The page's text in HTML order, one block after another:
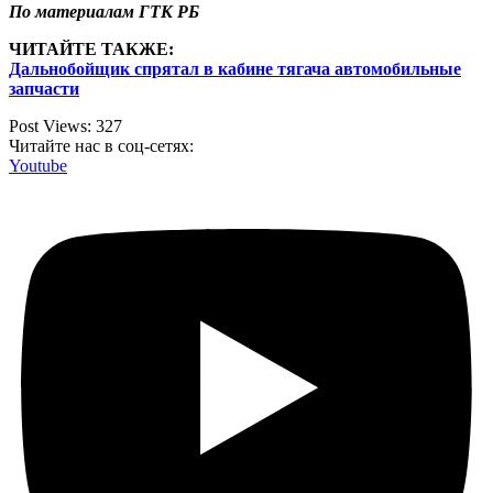
По материалам ГТК РБ
ЧИТАЙТЕ ТАКЖЕ:
Дальнобойщик спрятал в кабине тягача автомобильные
запчасти
Post Views: 327
Читайте нас в соц-сетях:
Youtube